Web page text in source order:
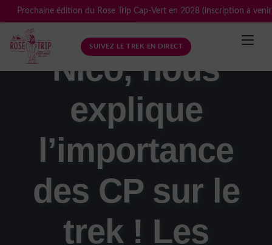
Prochaine édition du Rose Trip Cap-Vert en 2028 (inscription à
content
SUIVEZ LE TREK EN DIRECT
Nico, nous
explique
l’importance
des CP sur le
trek ! Les